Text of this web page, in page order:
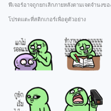
ฟีเจอร์อาจถูกยกเลิกภายหลังตามเจตจำนงขอ
โปรดแตะที่สติกเกอร์เพื่อดูตัวอย่าง